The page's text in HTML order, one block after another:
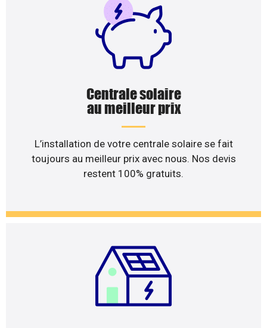
Centrale solaire
au meilleur prix
L’installation de votre centrale solaire se fait
toujours au meilleur prix avec nous. Nos devis
restent 100% gratuits.